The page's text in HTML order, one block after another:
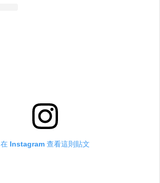
在 Instagram 查看這則貼文